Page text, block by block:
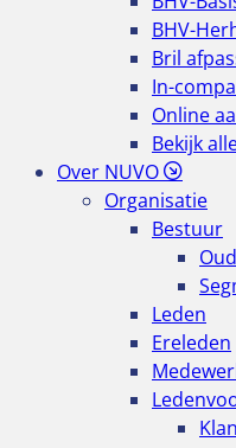
BHV-
Bril
In-
Online
Bekijk
Over NUVO
Organisatie
Bestuur
Leden
Ereleden